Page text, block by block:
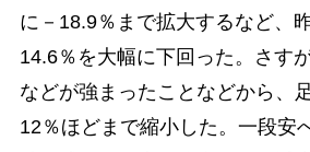
に－18.9％まで拡大するなど、
14.6％を大幅に下回った。さす
などが強まったことなどから、
12％ほどまで縮小した。一段安